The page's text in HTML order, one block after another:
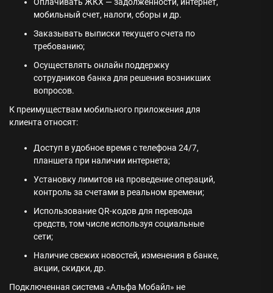
Оплачивать ЖКХ — задолженности, интернет,
мобильный счет, налоги, сборы и др.
Заказывать выписки текущего счета по
требованию;
Осуществлять онлайн поддержку
сотрудников банка для решения возникших
вопросов.
К преимуществам мобильного приложения для
клиента относят:
Доступ в удобное время с телефона 24/7,
планшета при наличии интернета;
Установку лимитов на проведение операций,
контроль за счетами в реальном времени;
Использование QR-кодов для перевода
средств, том числе используя социальные
сети;
Наличие свежих новостей, изменения в банке,
акции, скидки, др.
Подключенная система «Альфа Мобайл» не